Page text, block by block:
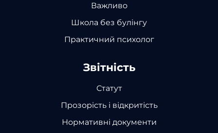
Важливо
Школа без булінгу
Практичний психолог
Звітність
Статут
Прозорість і відкритість
Нормативні документи